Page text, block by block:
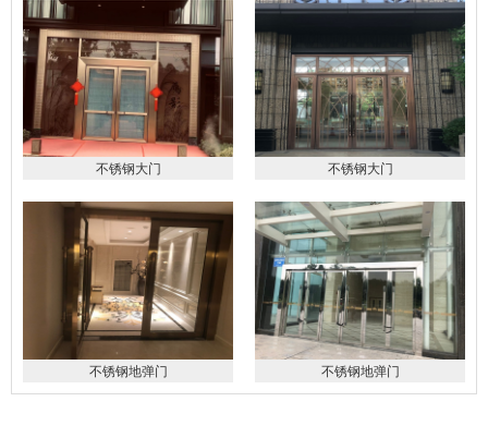
不锈钢大门 不锈钢大门
不锈钢地弹门 不锈钢地弹门